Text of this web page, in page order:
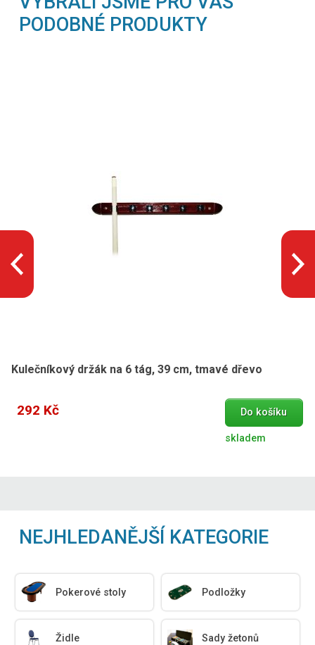
PODOBNÉ PRODUKTY
Kulečníkový držák na 6 tág, 39 cm, tmavé dřevo
292 Kč Do košíku
skladem
NEJHLEDANĚJŠÍ KATEGORIE
Pokerové stoly Podložky
Židle Sady žetonů